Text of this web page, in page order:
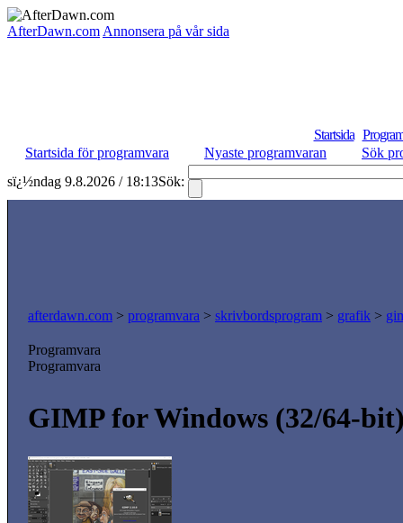
AfterDawn.com Annonsera på vår sida
Startsida
Startsida för programvara
Nyaste programvaran
Sök
sï¿½ndag 9.8.2026 / 18:13Sök:
afterdawn.com > programvara > skrivbordsprogram > grafik >
Programvara
Programvara
GIMP for Windows (32/64-